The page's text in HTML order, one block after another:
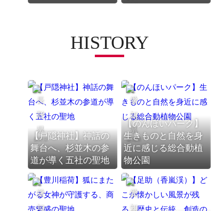
美術館
体験
HISTORY
長野県
【戸隠神社】神話の
舞台へ、杉並木の参
道が導く五社の聖地
愛知県
【のんほいパーク】
生きものと自然を身
近に感じる総合動植
物公園